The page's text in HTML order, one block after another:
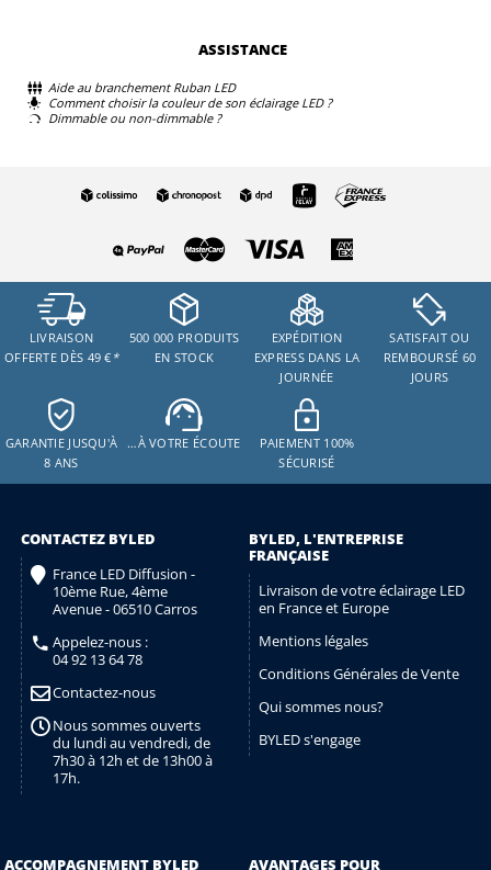
ASSISTANCE
Aide au branchement Ruban LED
Comment choisir la couleur de son éclairage LED ?
Dimmable ou non-dimmable ?
LIVRAISON
OFFERTE DÈS 49 € *
500 000 PRODUITS
EN STOCK
EXPÉDITION
EXPRESS DANS LA
JOURNÉE
SATISFAIT OU
REMBOURSÉ 60
JOURS
GARANTIE JUSQU'À
8 ANS
…À VOTRE ÉCOUTE
PAIEMENT 100%
SÉCURISÉ
CONTACTEZ BYLED
France LED Diffusion -
10ème Rue, 4ème
Avenue - 06510 Carros
Appelez-nous :
04 92 13 64 78
Contactez-nous
Nous sommes ouverts
du lundi au vendredi, de
7h30 à 12h et de 13h00 à
17h.
BYLED, L'ENTREPRISE
FRANÇAISE
Livraison de votre éclairage LED
en France et Europe
Mentions légales
Conditions Générales de Vente
Qui sommes nous?
BYLED s'engage
ACCOMPAGNEMENT BYLED
AVANTAGES POUR